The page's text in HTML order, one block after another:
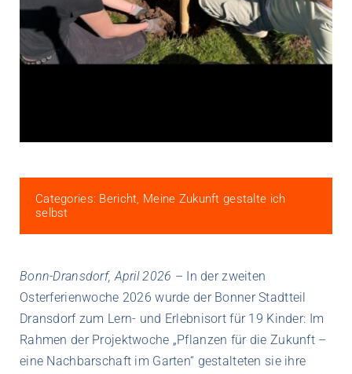
Categories: Bericht, Meine Zukunft gestalte ich
selbst
Bonn-Dransdorf, April 2026 – In der zweiten
Osterferienwoche 2026 wurde der Bonner Stadtteil
Dransdorf zum Lern- und Erlebnisort für 19 Kinder: Im
Rahmen der Projektwoche „Pflanzen für die Zukunft –
eine Nachbarschaft im Garten“ gestalteten sie ihre